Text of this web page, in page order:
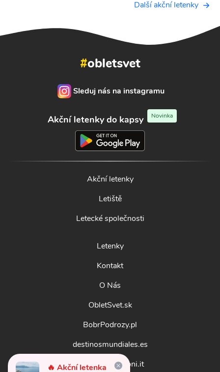
Další akční letenky
🔥 Akční letenka
#obletsvet
Sleduj nás na instagramu
Akční letenky do kapsy Novinka
Akční letenky
Letiště
Letecké společnosti
Letenky
Kontakt
O Nás
ObletSvet.sk
BobrPodrozy.pl
destinosmundiales.es
guidadestinazioni.it